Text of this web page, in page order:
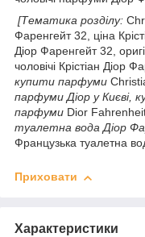
[Тематика розділу:
Фаренгейт 32, ціна
Діор Фаренгейт 32,
чоловічі Крістіан Діор
купити парфуми
парфуми Діор у Києві,
парфуми Dior
туалетна вода Діор
Французька туалетна
Приховати
Характеристики